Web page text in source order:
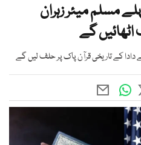
مسلم میئر زہران
گے
دادا کے تاریخی قرآن پاک پر حلف لیں گے